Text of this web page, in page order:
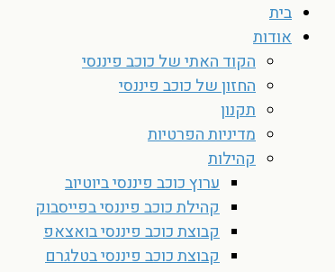
בית
אודות
הקוד האתי של כוכב פיננסי
החזון של כוכב פיננסי
תקנון
מדיניות הפרטיות
קהילות
ערוץ כוכב פיננסי ביוטיוב
קהילת כוכב פיננסי בפייסבוק
קבוצת כוכב פיננסי בואצאפ
קבוצת כוכב פיננסי בטלגרם